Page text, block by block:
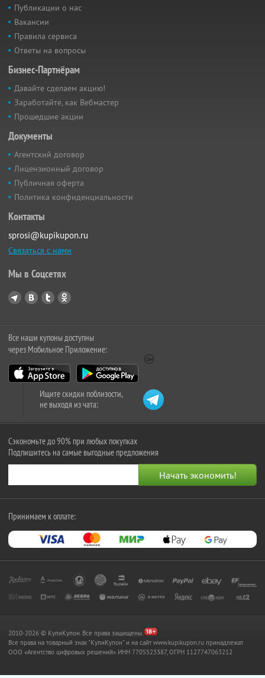
Публикации о нас
Вакансии
Правила сервиса
Ответы на вопросы
Бизнес-Партнёрам
Давайте сделаем акцию!
Заработайте, как Вебмастер
Прошедшие акции
Документы
Агентский договор
Лицензионный договор
Публичная оферта
Политика конфиденциальности
Контакты
sprosi@kupikupon.ru
Связаться с нами
Мы в Соцсетях
Все наши купоны доступны
через Мобильное Приложение:
Ищите скидки поблизости,
не выходя из чата:
Сэкономьте до 90% при любых покупках
Подпишитесь на самые выгодные предложения
Принимаем к оплате:
2010-2026 © КупиКупон. Все права защищены.
Все права на товарный знак "КупиКупон" и на сайт www.kupikupon.ru принадлежат
OOO «Агентство цифровых решений» ИНН 7705523387, ОГРН 1127747063212